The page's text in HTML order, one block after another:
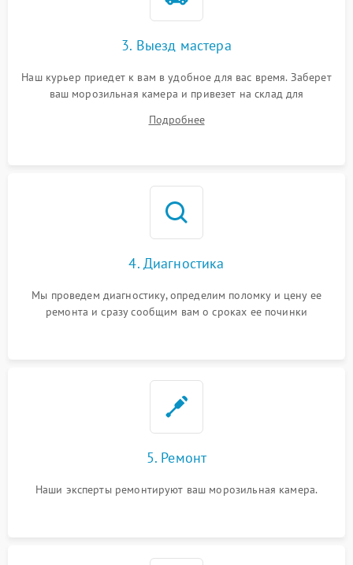
3. Выезд мастера
Наш курьер приедет к вам в удобное для вас время. Заберет
ваш морозильная камера и привезет на склад для
Подробнее
4. Диагностика
Мы проведем диагностику, определим поломку и цену ее
ремонта и сразу сообщим вам о сроках ее починки
5. Ремонт
Наши эксперты ремонтируют ваш морозильная камера.